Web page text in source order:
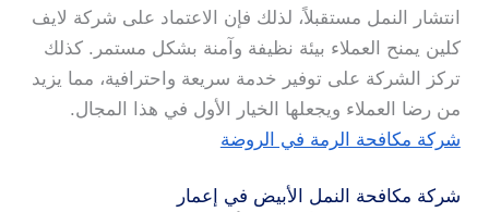
انتشار النمل مستقبلاً، لذلك فإن الاعتماد على شركة لايف
كلين يمنح العملاء بيئة نظيفة وآمنة بشكل مستمر. كذلك
تركز الشركة على توفير خدمة سريعة واحترافية، مما يزيد
من رضا العملاء ويجعلها الخيار الأول في هذا المجال.
شركة مكافحة الرمة في الروضة
شركة مكافحة النمل الأبيض في إعمار